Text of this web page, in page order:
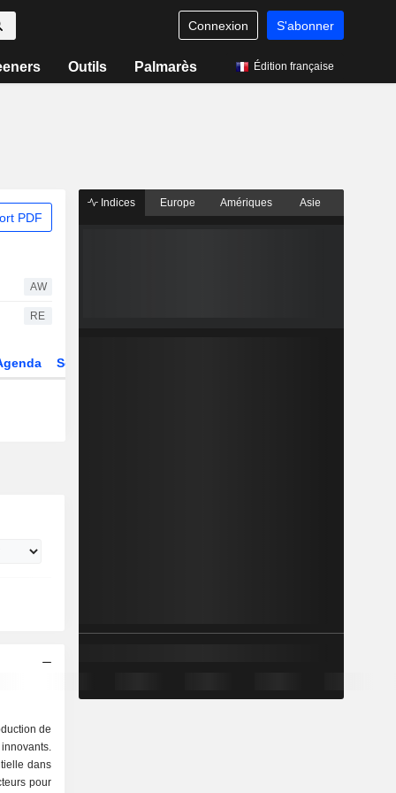
Connexion S'abonner
Outils Palmarès Édition française
PDF
AW
RE
Secteur
de
dans
pour
Indices Europe Amériques Asie